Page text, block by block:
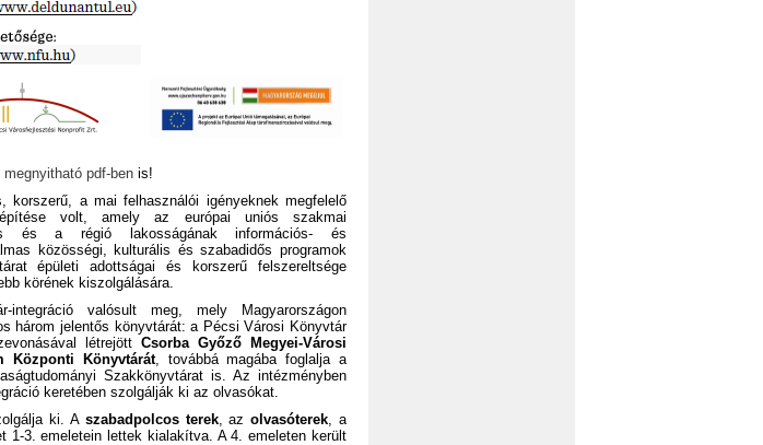
megnyitható pdf-benis!
a mai felhasználói igényeknek megfelelő
volt, amely az európai uniós szakmai
és a régió lakosságának információs- és
közösségi, kulturális és szabadidős programok
épületi adottságai és korszerű felszereltsége
körének kiszolgálására.
integráció valósult meg, mely Magyarországon
három jelentős könyvtárát: a Pécsi Városi Könyvtár
létrejöttCsorba Győző Megyei-Városi
Központi Könyvtárát, továbbá magába foglalja a
Szakkönyvtárat is. Az intézményben
keretében szolgálják ki az olvasókat.
ki. A szabadpolcos terek, azolvasóterek, a
1-3. emeletein lettek kialakítva. A 4. emeleten került